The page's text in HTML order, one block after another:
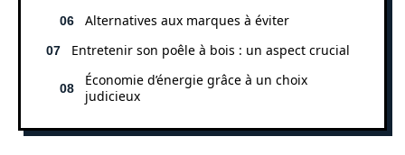
Alternatives aux marques à éviter
Entretenir son poêle à bois : un aspect crucial
Économie d’énergie grâce à un choix
judicieux